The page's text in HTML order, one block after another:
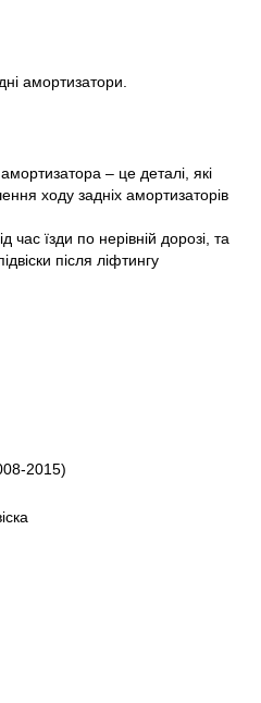
амортизатори.
– це деталі, які
ходу задніх амортизаторів
їзди по нерівній дорозі, та
після ліфтингу
2015)